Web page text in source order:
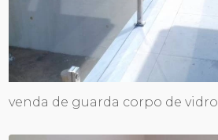
venda de guarda corpo de vidro